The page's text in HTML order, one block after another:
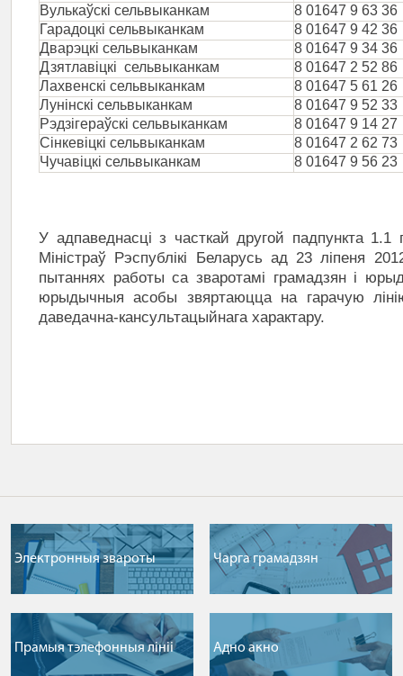
Вулькаўскі сельвыканкам
8 01647 9 63 36
Гарадоцкі сельвыканкам
8 01647 9 42 36
Дварэцкі сельвыканкам
8 01647 9 34 36
Дзятлавіцкі сельвыканкам
8 01647 2 52 86
Лахвенскі сельвыканкам
8 01647 5 61 26
Лунінскі сельвыканкам
8 01647 9 52 33
Рэдзігераўскі сельвыканкам
8 01647 9 14 27
Сінкевіцкі сельвыканкам
8 01647 2 62 73
Чучавіцкі сельвыканкам
8 01647 9 56 23
У адпаведнасці з часткай другой падпункта 1.1
Міністраў Рэспублікі Беларусь ад 23 ліпеня
пытаннях работы са зваротамі грамадзян і
юрыдычныя асобы звяртаюцца на гарачую
даведачна-кансультацыйнага характару.
Электронныя звароты Чарга грамадзян
Прамыя тэлефонныя лiнii Адно акно